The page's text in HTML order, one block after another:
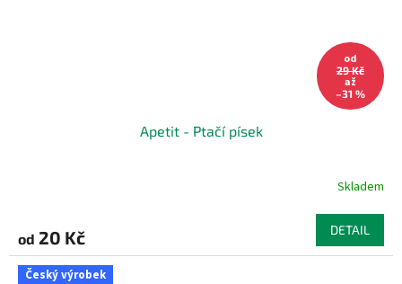
od
29 Kč
až
–31 %
Apetit - Ptačí písek
Skladem
od 20 Kč DETAIL
Český výrobek